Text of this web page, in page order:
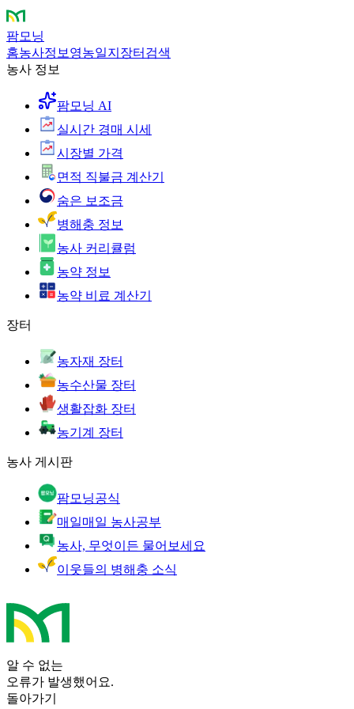
팜모닝
홈농사정보 영농일지 장터 검색
농사 정보
팜모닝 AI
실시간 경매 시세
시장별 가격
면적 직불금 계산기
숨은 보조금
병해충 정보
농사 커리큘럼
농약 정보
농약 비료 계산기
장터
농자재 장터
농수산물 장터
생활잡화 장터
농기계 장터
농사 게시판
팜모닝공식
매일매일 농사공부
농사, 무엇이든 물어보세요
이웃들의 병해충 소식
알 수 없는
오류가 발생했어요.
돌아가기